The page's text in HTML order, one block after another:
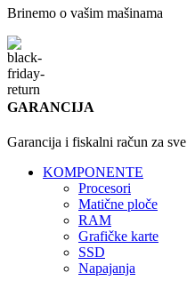
Brinemo o vašim mašinama
GARANCIJA
Garancija i fiskalni račun za sve
KOMPONENTE
Procesori
Matične ploče
RAM
Grafičke karte
SSD
Napajanja